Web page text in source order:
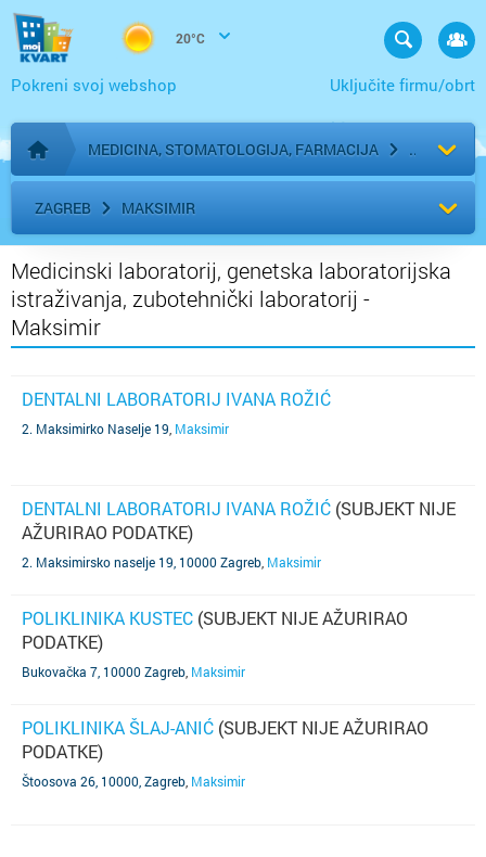
20°C
Uključite firmu/obrt
Pokreni svoj webshop
Početna stranica
MEDICINA, STOMATOLOGIJA, FARMACIJA
ZAGREB MAKSIMIR
Medicinski laboratorij, genetska laboratorijska
istraživanja, zubotehnički laboratorij -
Maksimir
DENTALNI LABORATORIJ IVANA ROŽIĆ
2. Maksimirko Naselje 19 Maksimir
DENTALNI LABORATORIJ IVANA ROŽIĆ (SUBJEKT NIJE
AŽURIRAO PODATKE)
2. Maksimirsko naselje 19, 10000 Zagreb Maksimir
POLIKLINIKA KUSTEC (SUBJEKT NIJE AŽURIRAO
PODATKE)
Bukovačka 7, 10000 Zagreb Maksimir
POLIKLINIKA ŠLAJ-ANIĆ (SUBJEKT NIJE AŽURIRAO
PODATKE)
Štoosova 26, 10000, Zagreb Maksimir